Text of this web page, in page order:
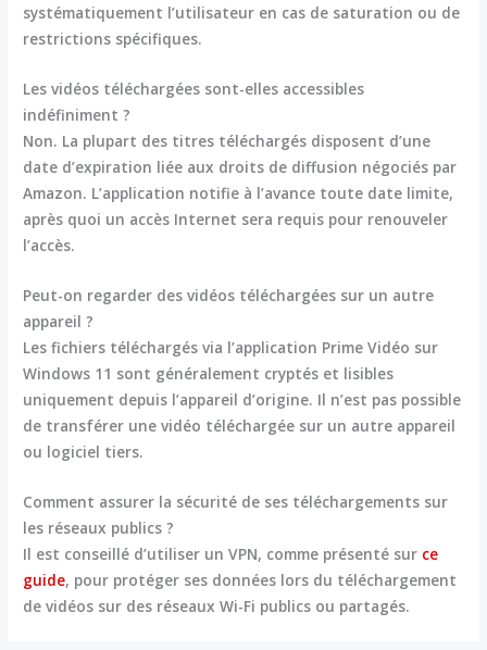
systématiquement l’utilisateur en cas de saturation ou de
restrictions spécifiques.
Les vidéos téléchargées sont-elles accessibles
indéfiniment ?
Non. La plupart des titres téléchargés disposent d’une
date d’expiration liée aux droits de diffusion négociés par
Amazon. L’application notifie à l’avance toute date limite,
après quoi un accès Internet sera requis pour renouveler
l’accès.
Peut-on regarder des vidéos téléchargées sur un autre
appareil ?
Les fichiers téléchargés via l’application Prime Vidéo sur
Windows 11 sont généralement cryptés et lisibles
uniquement depuis l’appareil d’origine. Il n’est pas possible
de transférer une vidéo téléchargée sur un autre appareil
ou logiciel tiers.
Comment assurer la sécurité de ses téléchargements sur
les réseaux publics ?
Il est conseillé d’utiliser un VPN, comme présenté sur ce
guide, pour protéger ses données lors du téléchargement
de vidéos sur des réseaux Wi-Fi publics ou partagés.